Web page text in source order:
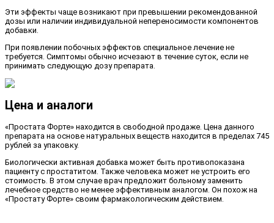
Эти эффекты чаще возникают при превышении рекомендованной
дозы или наличии индивидуальной непереносимости компонентов
добавки.
При появлении побочных эффектов специальное лечение не
требуется. Симптомы обычно исчезают в течение суток, если не
принимать следующую дозу препарата.
Цена и аналоги
«Простата Форте» находится в свободной продаже. Цена данного
препарата на основе натуральных веществ находится в пределах 745
рублей за упаковку.
Биологически активная добавка может быть противопоказана
пациенту с простатитом. Также человека может не устроить его
стоимость. В этом случае врач предложит больному заменить
лечебное средство не менее эффективным аналогом. Он похож на
«Простату Форте» своим фармакологическим действием.